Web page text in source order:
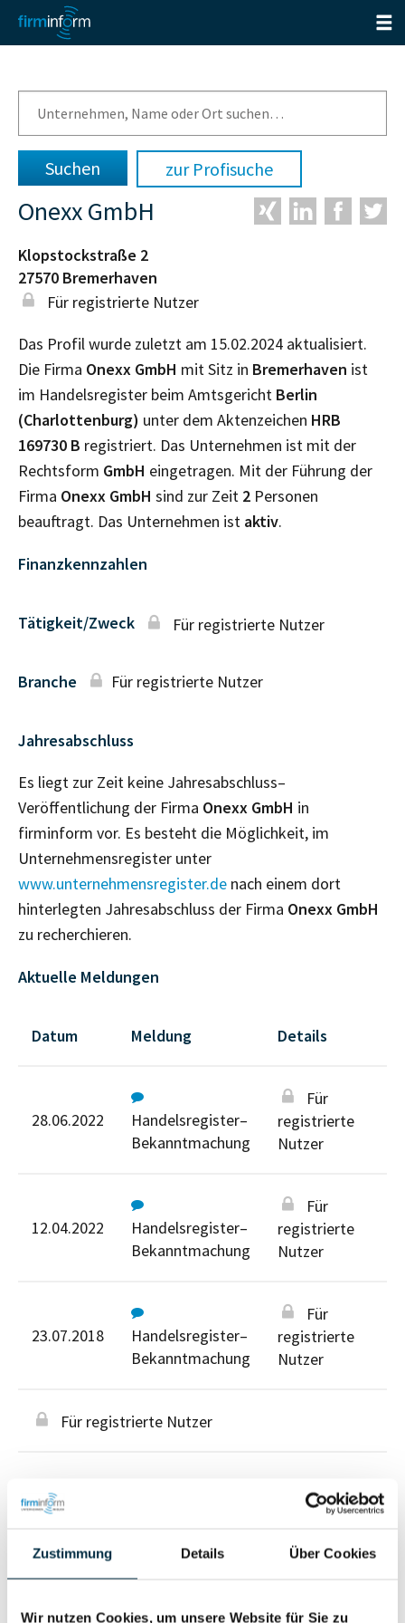
Zustimmung Details Über Cookies
Wir nutzen Cookies, um unsere Website für Sie zu
zur Profisuche
Onexx GmbH
Klopstockstraße 2
27570 Bremerhaven
Für registrierte Nutzer
Das Profil wurde zuletzt am 15.02.2024 aktualisiert.
Die Firma Onexx GmbH mit Sitz in Bremerhaven ist
im Handelsregister beim Amtsgericht Berlin
(Charlottenburg) unter dem Aktenzeichen HRB
169730 B registriert. Das Unternehmen ist mit der
Rechtsform GmbH eingetragen. Mit der Führung der
Firma Onexx GmbH sind zur Zeit 2 Personen
beauftragt. Das Unternehmen ist aktiv.
Finanzkennzahlen
Tätigkeit/Zweck Für registrierte Nutzer
Branche Für registrierte Nutzer
Jahresabschluss
Es liegt zur Zeit keine Jahresabschluss–
Veröffentlichung der Firma Onexx GmbH in
firminform vor. Es besteht die Möglichkeit, im
Unternehmensregister unter
www.unternehmensregister.de nach einem dort
hinterlegten Jahresabschluss der Firma Onexx GmbH
zu recherchieren.
Aktuelle Meldungen
Datum Meldung Details
28.06.2022
Handelsregister–
Bekanntmachung
Für
registrierte
Nutzer
12.04.2022
Handelsregister–
Bekanntmachung
Für
registrierte
Nutzer
23.07.2018
Handelsregister–
Bekanntmachung
Für
registrierte
Nutzer
Für registrierte Nutzer
Personen im Unternehmen